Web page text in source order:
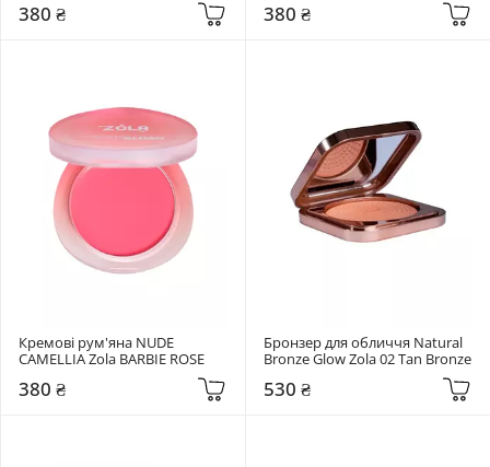
380 ₴ 380 ₴
Кремові рум'яна NUDE
CAMELLIA Zola BARBIE ROSE
380 ₴
Бронзер для обличчя Natural
Bronze Glow Zola 02 Tan Bronze
530 ₴